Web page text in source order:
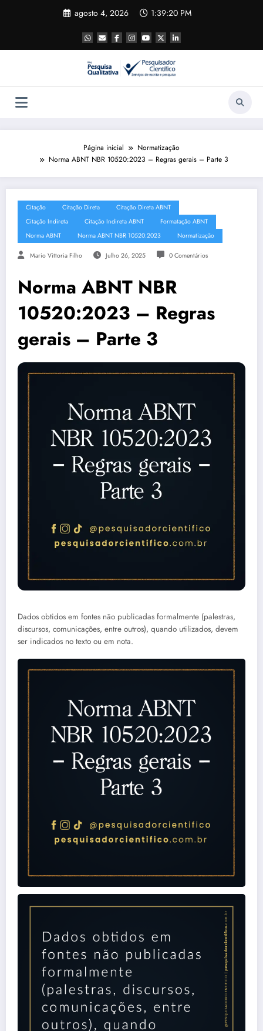
agosto 4, 2026 1:39:21 PM
Página inicial
Normatização
Norma ABNT NBR 10520:2023 – Regras gerais – Parte 3
Citação Citação Direta
Citação Direta ABNT
Citação Indireta
Citação Indireta ABNT
Formatação ABNT
Norma ABNT
Norma ABNT NBR 10520:2023 Normatização
Mario Vittoria Filho Julho 26, 2025 0 Comentários
Norma ABNT NBR
10520:2023 – Regras
gerais – Parte 3
Dados obtidos em fontes não publicadas formalmente (palestras,
discursos, comunicações, entre outros), quando utilizados, devem
ser indicados no texto ou em nota.